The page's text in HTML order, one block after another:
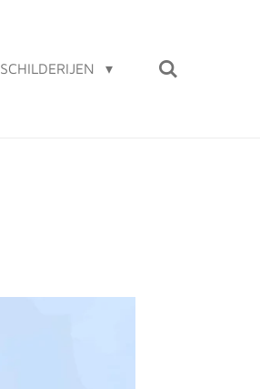
SCHILDERIJEN